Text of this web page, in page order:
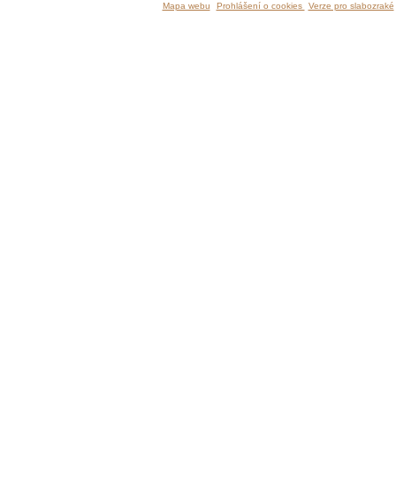
Mapa webu Prohlášení o cookies Verze pro slabozraké